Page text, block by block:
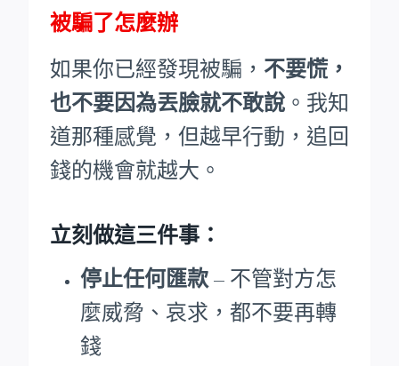
被騙了怎麼辦
如果你已經發現被騙， 不要慌，
也不要因為丟臉就不敢說 。我知
道那種感覺，但越早行動，追回
錢的機會就越大。
立刻做這三件事：
停止任何匯款 – 不管對方怎
麼威脅、哀求，都不要再轉
錢